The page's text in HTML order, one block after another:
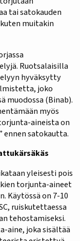
tai satokauden
muitakin
Ruotsalaisilla
hyväksytty
joko
muodossa (Binab).
myös
aineista on
ennen satokautta.
yleisesti pois
torjunta-aineet
Käytössä on 7-10
ruiskutettaessa
tehostamiseksi.
aine, joka sisältää